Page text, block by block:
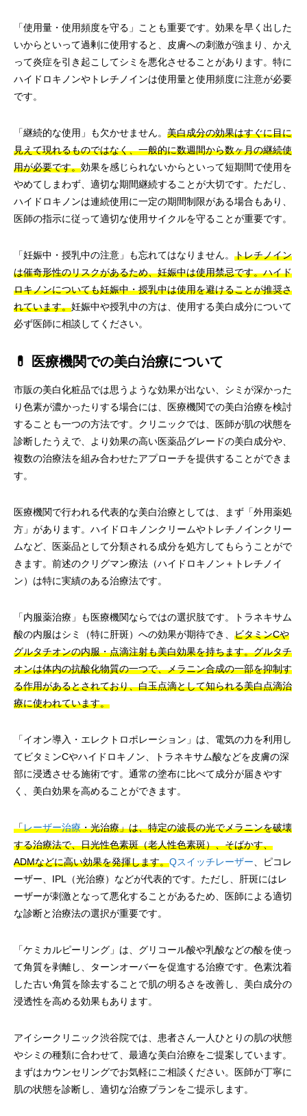
「使用量・使用頻度を守る」ことも重要です。効果を早く出した
いからといって過剰に使用すると、皮膚への刺激が強まり、かえ
って炎症を引き起こしてシミを悪化させることがあります。特に
ハイドロキノンやトレチノインは使用量と使用頻度に注意が必要
です。
「継続的な使用」も欠かせません。 美白成分の効果はすぐに目に
見えて現れるものではなく、一般的に数週間から数ヶ月の継続使
用が必要です。効果を感じられないからといって短期間で使用を
やめてしまわず、適切な期間継続することが大切です。ただし、
ハイドロキノンは連続使用に一定の期間制限がある場合もあり、
医師の指示に従って適切な使用サイクルを守ることが重要です。
「妊娠中・授乳中の注意」も忘れてはなりません。 トレチノイン
は催奇形性のリスクがあるため、妊娠中は使用禁忌です。ハイド
ロキノンについても妊娠中・授乳中は使用を避けることが推奨さ
れています。妊娠中や授乳中の方は、使用する美白成分について
必ず医師に相談してください。
💊 医療機関での美白治療について
市販の美白化粧品では思うような効果が出ない、シミが深かった
り色素が濃かったりする場合には、医療機関での美白治療を検討
することも一つの方法です。クリニックでは、医師が肌の状態を
診断したうえで、より効果の高い医薬品グレードの美白成分や、
複数の治療法を組み合わせたアプローチを提供することができま
す。
医療機関で行われる代表的な美白治療としては、まず「外用薬処
方」があります。ハイドロキノンクリームやトレチノインクリー
ムなど、医薬品として分類される成分を処方してもらうことがで
きます。前述のクリグマン療法（ハイドロキノン＋トレチノイ
ン）は特に実績のある治療法です。
「内服薬治療」も医療機関ならではの選択肢です。トラネキサム
酸の内服はシミ（特に肝斑）への効果が期待でき、 ビタミンCや
グルタチオンの内服・点滴注射も美白効果を持ちます。グルタチ
オンは体内の抗酸化物質の一つで、メラニン合成の一部を抑制す
る作用があるとされており、白玉点滴として知られる美白点滴治
療に使われています。
「イオン導入・エレクトロポレーション」は、電気の力を利用し
てビタミンCやハイドロキノン、トラネキサム酸などを皮膚の深
部に浸透させる施術です。通常の塗布に比べて成分が届きやす
く、美白効果を高めることができます。
「レーザー治療・光治療」は、特定の波長の光でメラニンを破壊
する治療法で、日光性色素斑（老人性色素斑）、そばかす、
ADMなどに高い効果を発揮します。Qスイッチレーザー、ピコレ
ーザー、IPL（光治療）などが代表的です。ただし、肝斑にはレ
ーザーが刺激となって悪化することがあるため、医師による適切
な診断と治療法の選択が重要です。
「ケミカルピーリング」は、グリコール酸や乳酸などの酸を使っ
て角質を剥離し、ターンオーバーを促進する治療です。色素沈着
した古い角質を除去することで肌の明るさを改善し、美白成分の
浸透性を高める効果もあります。
アイシークリニック渋谷院では、患者さん一人ひとりの肌の状態
やシミの種類に合わせて、最適な美白治療をご提案しています。
まずはカウンセリングでお気軽にご相談ください。医師が丁寧に
肌の状態を診断し、適切な治療プランをご提示します。